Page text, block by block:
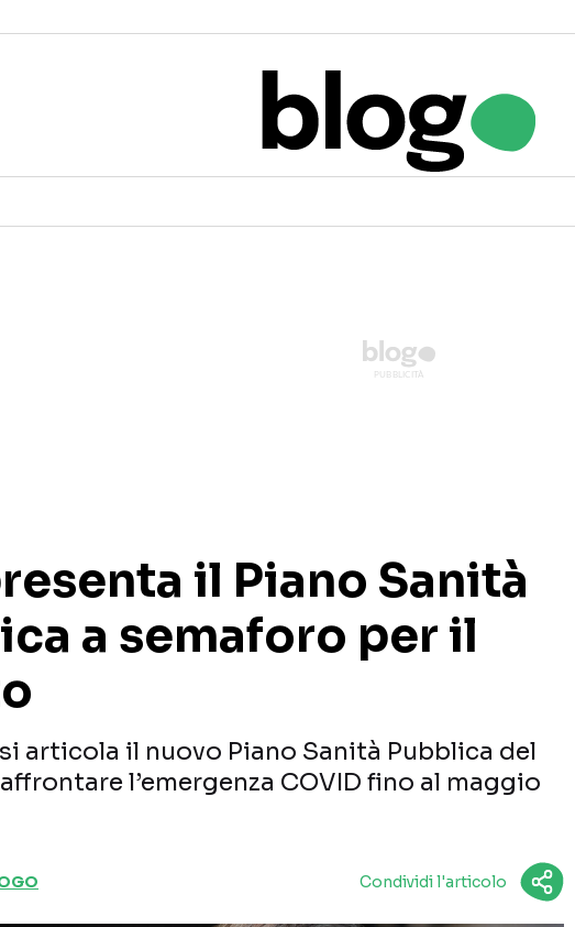
il Piano Sanità
a semaforo per il
articola il nuovo Piano Sanità Pubblica del
l’emergenza COVID fino al maggio
Condividi l'articolo